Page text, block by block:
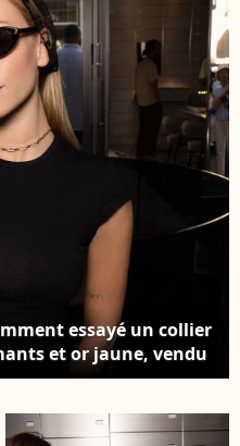
pose dans la boutique
de Valérie Messika.
Capture d'écran
Instagram
essayé un collier
et or jaune, vendu
et Ester Exposito ont